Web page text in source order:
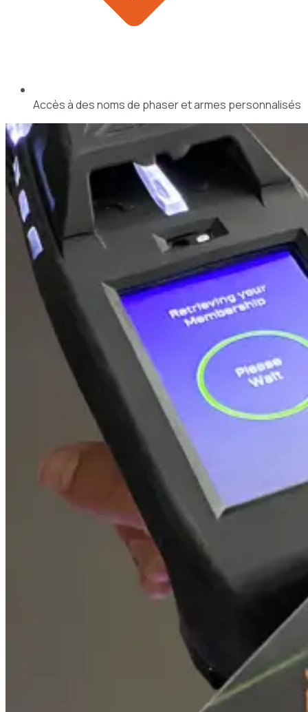
Accès à des noms de phaser et armes personnalisés